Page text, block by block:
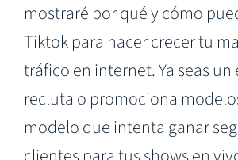
mostraré por qué y cómo
Tiktok para hacer crecer tu
tráfico en internet. Ya seas
recluta o promociona
modelo que intenta ganar